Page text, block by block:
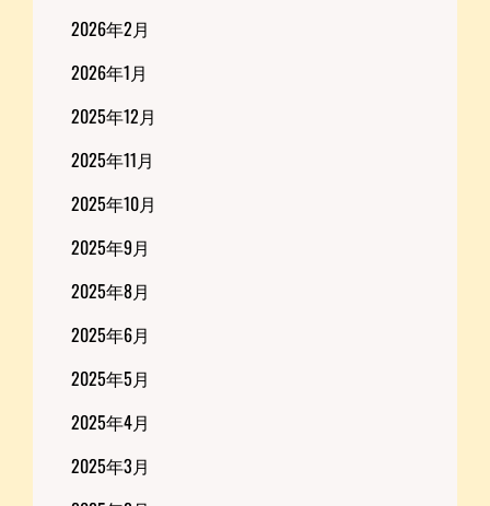
2026年2月
2026年1月
2025年12月
2025年11月
2025年10月
2025年9月
2025年8月
2025年6月
2025年5月
2025年4月
2025年3月